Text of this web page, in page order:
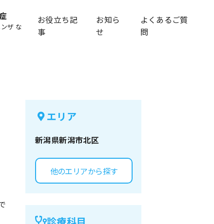
ザ な
お役立ち記
事
お知ら
せ
よくあるご質
問
エリア
新潟県新潟市北区
他のエリアから探す